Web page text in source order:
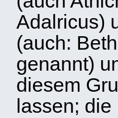
Adalricus)
(auch:
genannt)
diesem
lassen;